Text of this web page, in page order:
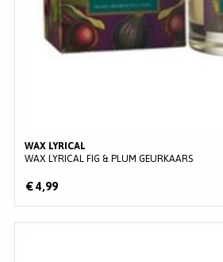
WAX LYRICAL
WAX LYRICAL FIG & PLUM GEURKAARS
€ 4,99